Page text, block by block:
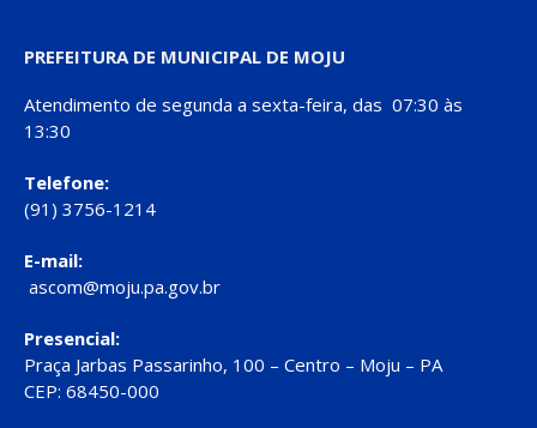
PREFEITURA DE MUNICIPAL DE MOJU
Atendimento de segunda a sexta-feira, das 07:30 às
13:30
Telefone:
(91) 3756-1214
E-mail:
ascom@moju.pa.gov.br
Presencial:
Praça Jarbas Passarinho, 100 – Centro – Moju – PA
CEP: 68450-000